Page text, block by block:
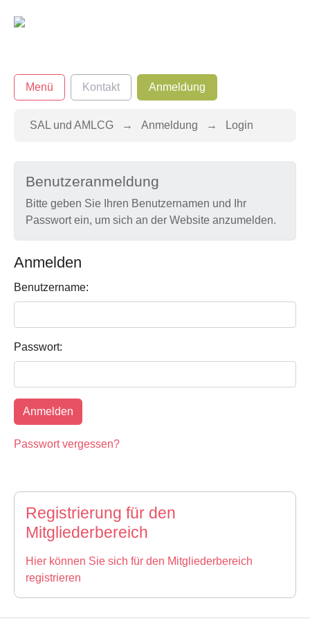
Menü Kontakt Anmeldung
SAL und AMLCG Anmeldung Login
Benutzeranmeldung
Bitte geben Sie Ihren Benutzernamen und Ihr
Passwort ein, um sich an der Website anzumelden.
Anmelden
Benutzername:
Passwort:
Passwort vergessen?
Registrierung für den
Mitgliederbereich
Hier können Sie sich für den Mitgliederbereich
registrieren